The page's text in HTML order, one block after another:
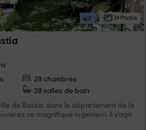
24 Photos
28 chambres
28 salles de bain
de Bastia, dans le département de la
ce magnifique logement. Il s'agit